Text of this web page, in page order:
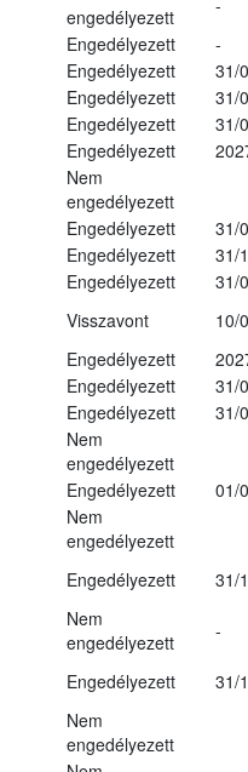
engedélyezett
-
Engedélyezett
-
Engedélyezett
31/
Engedélyezett
31/
Engedélyezett
31/
Engedélyezett
Nem
engedélyezett
Engedélyezett
31/
Engedélyezett
31/
Engedélyezett
31/
Visszavont
10/
Engedélyezett
Engedélyezett
31/
Engedélyezett
31/
Nem
engedélyezett
Engedélyezett
01/
Nem
engedélyezett
Engedélyezett 31/
Nem
engedélyezett
-
Engedélyezett 31/
Nem
engedélyezett